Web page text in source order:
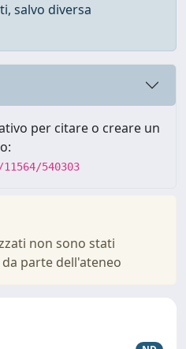
salvo diversa
per citare o creare un
540303
non sono stati
parte dell'ateneo